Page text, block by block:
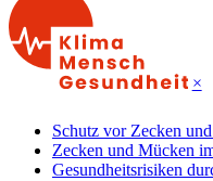
×
Schutz vor Zecken
Zecken und Mücken
Gesundheitsrisiken